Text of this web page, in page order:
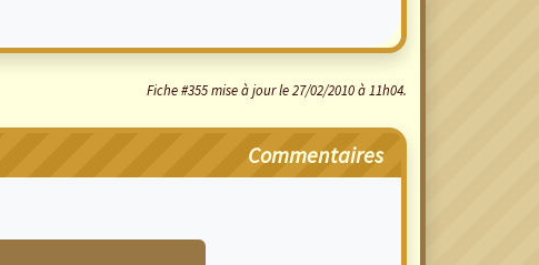
Fiche #355 mise à jour le 27/02/2010 à 11h04.
Commentaires